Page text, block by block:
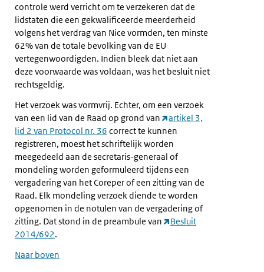
controle werd verricht om te verzekeren dat de
lidstaten die een gekwalificeerde meerderheid
volgens het verdrag van Nice vormden, ten minste
62% van de totale bevolking van de EU
vertegenwoordigden. Indien bleek dat niet aan
deze voorwaarde was voldaan, was het besluit niet
rechtsgeldig.
Het verzoek was vormvrij. Echter, om een verzoek
van een lid van de Raad op grond van
artikel 3,
lid 2 van Protocol nr. 36 correct te kunnen
registreren, moest het schriftelijk worden
meegedeeld aan de secretaris-generaal of
mondeling worden geformuleerd tijdens een
vergadering van het Coreper of een zitting van de
Raad. Elk mondeling verzoek diende te worden
opgenomen in de notulen van de vergadering of
zitting. Dat stond in de preambule van
Besluit
2014/692.
Naar boven